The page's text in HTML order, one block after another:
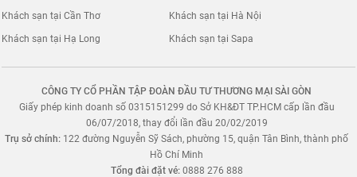
Khách sạn tại Cần Thơ
Khách sạn tại Hạ Long
Khách sạn tại Hà Nội
Khách sạn tại Sapa
CÔNG TY CỔ PHẦN TẬP ĐOÀN ĐẦU TƯ THƯƠNG MẠI SÀI GÒN
Giấy phép kinh doanh số 0315151299 do Sở KH&ĐT TP.HCM cấp lần đầu
06/07/2018, thay đổi lần đầu 20/02/2019
Trụ sở chính: 122 đường Nguyễn Sỹ Sách, phường 15, quận Tân Bình, thành phố
Hồ Chí Minh
Tổng đài đặt vé:0888 276 888